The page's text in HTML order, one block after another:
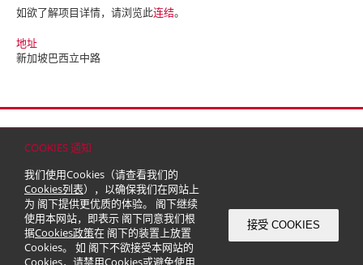
COOKIES 通知
我们使用Cookies（请查看我们的
Cookies列表），以确保我们在网站上
为 阁下提供更优质的体验。 阁下继续
使用本网站，即表示 阁下同意我们根
据Cookies政策在 阁下的装置上放置
Cookies。 如 阁下不欲接受本网站的
Cookies，请禁用Cookies或避免使用
接受 COOKIES
如欲了解项目详情，请浏览此连结。
地址
新加坡巴西立中路
© 2026 嘉里建设有限公司 (于百慕达注册成立之有限公司)